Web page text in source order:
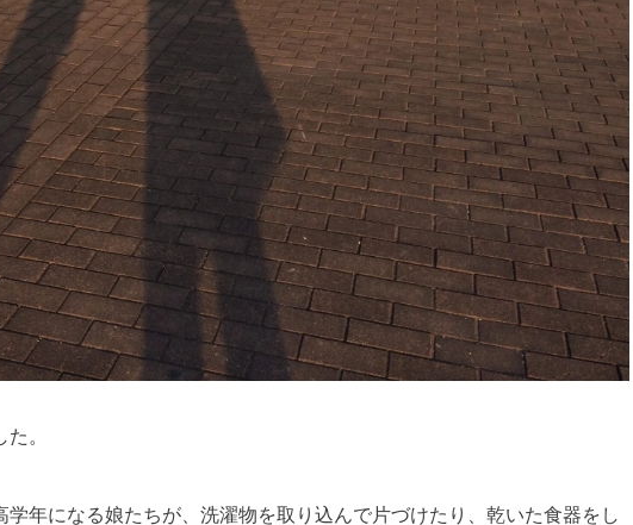
。
年になる娘たちが、洗濯物を取り込んで片づけたり、乾いた食器をし